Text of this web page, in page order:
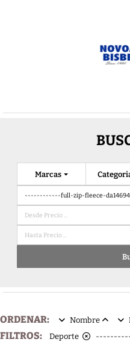
Marcas
ORDENAR: Nombre
FILTROS: Deporte